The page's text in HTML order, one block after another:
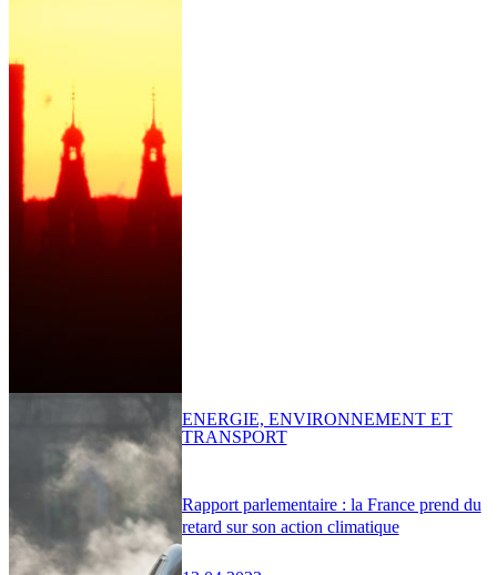
Rapport parlementaire : la France prend du
retard sur son action climatique
ENERGIE, ENVIRONNEMENT ET
TRANSPORT